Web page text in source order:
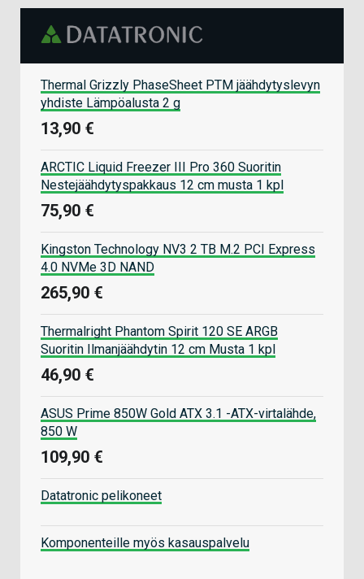
Thermal Grizzly PhaseSheet PTM jäähdytyslevyn
yhdiste Lämpöalusta 2 g
13,90 €
ARCTIC Liquid Freezer III Pro 360 Suoritin
Nestejäähdytyspakkaus 12 cm musta 1 kpl
75,90 €
Kingston Technology NV3 2 TB M.2 PCI Express
4.0 NVMe 3D NAND
265,90 €
Thermalright Phantom Spirit 120 SE ARGB
Suoritin Ilmanjäähdytin 12 cm Musta 1 kpl
46,90 €
ASUS Prime 850W Gold ATX 3.1 -ATX-virtalähde,
850 W
109,90 €
Datatronic pelikoneet
Komponenteille myös kasauspalvelu